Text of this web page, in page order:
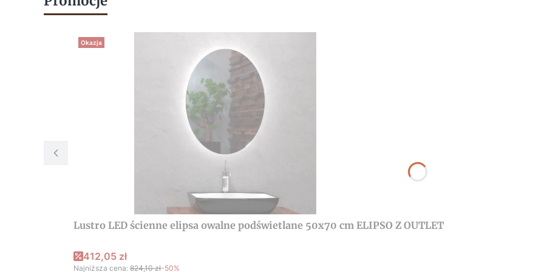
Okazja
Lustro LED ścienne elipsa owalne podświetlane 50x70 cm ELIPSO Z OUTLET
412,05 zł
Najniższa cena: 824,10 zł-50%